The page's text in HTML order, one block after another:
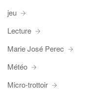
jeu
Lecture
Marie José Perec
Météo
Micro-trottoir